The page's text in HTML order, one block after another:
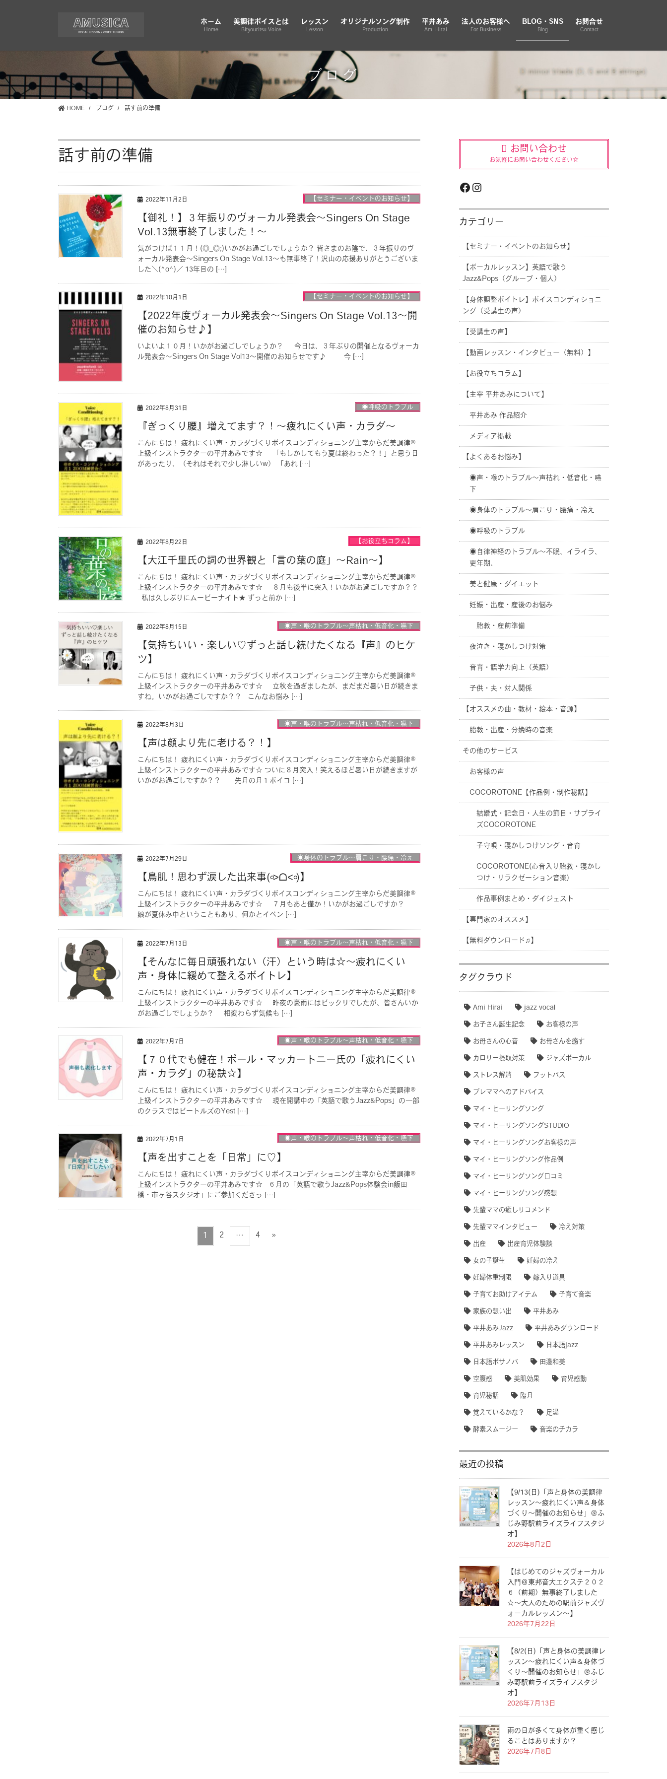
移
動
ン
に
移
ホーム
Home
美調律ボイスとは
Bityouritsu Voice
レッスン
Lesson
オリジナルソング制作
Production
平井あみ
Ami Hirai
法人のお客様へ
For Business
BLOG・SNS
Blog
お問合せ
Contact
ブログ
HOME ブログ 話す前の準備
話す前の準備
2022年11月2日 【セミナー・イベントのお知らせ】
【御礼！】３年振りのヴォーカル発表会〜Singers On Stage
Vol.13無事終了しました！〜
気がつけば１１月！(◎_◎;)いかがお過ごしでしょうか？ 皆さまのお陰で、３年振りのヴ
ォーカル発表会〜Singers On Stage Vol.13〜も無事終了！沢山の応援ありがとうございま
した＼(^o^)／ 13年目の […]
2022年10月1日 【セミナー・イベントのお知らせ】
【2022年度ヴォーカル発表会〜Singers On Stage Vol.13〜開
催のお知らせ♪】
いよいよ１０月！いかがお過ごしでしょうか？ 今日は、３年ぶりの開催となるヴォーカ
ル発表会〜Singers On Stage Vol13〜開催のお知らせです♪ 今 […]
2022年8月31日 ◉呼吸のトラブル
『ぎっくり腰』増えてます？！〜疲れにくい声・カラダ〜
こんにちは！ 疲れにくい声・カラダづくりボイスコンディショニング主宰からだ美調律®︎
上級インストラクターの平井あみです☆ 「もしかしてもう夏は終わった？！」と思う日
があったり、（それはそれで少し淋しいw） 「あれ […]
2022年8月22日 【お役立ちコラム】
【大江千里氏の詞の世界観と「言の葉の庭」〜Rain〜】
こんにちは！ 疲れにくい声・カラダづくりボイスコンディショニング主宰からだ美調律®︎
上級インストラクターの平井あみです☆ ８月も後半に突入！いかがお過ごしですか？？
私は久しぶりにムービーナイト★ ずっと前か […]
2022年8月15日 ◉声・喉のトラブル〜声枯れ・低音化・嚥下
【気持ちいい・楽しい♡ずっと話し続けたくなる『声』のヒケ
ツ】
こんにちは！ 疲れにくい声・カラダづくりボイスコンディショニング主宰からだ美調律®︎
上級インストラクターの平井あみです☆ 立秋を過ぎましたが、まだまだ暑い日が続きま
すね。いかがお過ごしですか？？ こんなお悩み […]
2022年8月3日 ◉声・喉のトラブル〜声枯れ・低音化・嚥下
【声は顔より先に老ける？！】
こんにちは！ 疲れにくい声・カラダづくりボイスコンディショニング主宰からだ美調律®︎
上級インストラクターの平井あみです☆ ついに８月突入！笑えるほど暑い日が続きますが
いかがお過ごしですか？？ 先月の月１ボイコ […]
2022年7月29日 ◉身体のトラブル〜肩こり・腰痛・冷え
【鳥肌！思わず涙した出来事(৹˃ᗝ˂৹)】
こんにちは！ 疲れにくい声・カラダづくりボイスコンディショニング主宰からだ美調律®︎
上級インストラクターの平井あみです☆ ７月もあと僅か！いかがお過ごしですか？
娘が夏休み中ということもあり、何かとイベン […]
2022年7月13日 ◉声・喉のトラブル〜声枯れ・低音化・嚥下
【そんなに毎日頑張れない（汗）という時は☆〜疲れにくい
声・身体に緩めて整えるボイトレ】
こんにちは！ 疲れにくい声・カラダづくりボイスコンディショニング主宰からだ美調律®︎
上級インストラクターの平井あみです☆ 昨夜の豪雨にはビックリでしたが、皆さんいか
がお過ごしでしょうか？ 相変わらず気候も […]
2022年7月7日 ◉声・喉のトラブル〜声枯れ・低音化・嚥下
【７０代でも健在！ポール・マッカートニー氏の「疲れにくい
声・カラダ」の秘訣☆】
こんにちは！ 疲れにくい声・カラダづくりボイスコンディショニング主宰からだ美調律®︎
上級インストラクターの平井あみです☆ 現在開講中の「英語で歌うJazz&Pops」の一部
のクラスではビートルズのYest […]
2022年7月1日 ◉声・喉のトラブル〜声枯れ・低音化・嚥下
【声を出すことを「日常」に♡】
こんにちは！ 疲れにくい声・カラダづくりボイスコンディショニング主宰からだ美調律®︎
上級インストラクターの平井あみです☆ ６月の「英語で歌うJazz&Pops体験会in飯田
橋・市ヶ谷スタジオ」にご参加くださっ […]
ペ
ー
1
ペ
2 …
ペ
4 »
お問い合わせ
お気軽にお問い合わせください☆
Facebook
Instagram
カテゴリー
【セミナー・イベントのお知らせ】
【ボーカルレッスン】英語で歌う
Jazz&Pops（グループ・個人）
【身体調整ボイトレ】ボイスコンディショニ
ング（受講生の声）
【受講生の声】
【動画レッスン・インタビュー（無料）】
【お役立ちコラム】
【主宰 平井あみについて】
平井あみ 作品紹介
メディア掲載
【よくあるお悩み】
◉声・喉のトラブル〜声枯れ・低音化・嚥
下
◉身体のトラブル〜肩こり・腰痛・冷え
◉呼吸のトラブル
◉自律神経のトラブル〜不眠、イライラ、
更年期、
美と健康・ダイエット
妊娠・出産・産後のお悩み
胎教・産前準備
夜泣き・寝かしつけ対策
音育・語学力向上（英語）
子供・夫・対人関係
【オススメの曲・教材・絵本・音源】
胎教・出産・分娩時の音楽
その他のサービス
お客様の声
COCOROTONE【作品例・制作秘話】
結婚式・記念日・人生の節目・サプライ
ズCOCOROTONE
子守唄・寝かしつけソング・音育
COCOROTONE(心音入り胎教・寝かし
つけ・リラクゼーション音楽)
作品事例まとめ・ダイジェスト
【専門家のオススメ】
【無料ダウンロード♫】
タグクラウド
Ami Hirai jazz vocal
お子さん誕生記念 お客様の声
お母さんの心音 お母さんを癒す
カロリー摂取対策 ジャズボーカル
ストレス解消 フットバス
プレママへのアドバイス
マイ・ヒーリングソング
マイ・ヒーリングソングSTUDIO
マイ・ヒーリングソングお客様の声
マイ・ヒーリングソング作品例
マイ・ヒーリングソング口コミ
マイ・ヒーリングソング感想
先輩ママの癒しリコメンド
先輩ママインタビュー 冷え対策
出産 出産育児体験談
女の子誕生 妊婦の冷え
妊婦体重制限 嫁入り道具
子育てお助けアイテム 子育て音楽
家族の想い出 平井あみ
平井あみJazz 平井あみダウンロード
平井あみレッスン 日本語jazz
日本語ボサノバ 田邊和美
空腹感 美肌効果 育児感動
育児秘話 臨月
覚えているかな？ 足湯
酵素スムージー 音楽のチカラ
最近の投稿
【9/13(日)「声と身体の美調律
レッスン〜疲れにくい声＆身体
づくり〜開催のお知らせ」＠ふ
じみ野駅前ライズライフスタジ
オ】
2026年8月2日
【はじめてのジャズヴォーカル
入門＠東邦音大エクステ２０２
６（前期）無事終了しました
☆〜大人のための駅前ジャズヴ
ォーカルレッスン〜】
2026年7月22日
【8/2(日)「声と身体の美調律レ
ッスン〜疲れにくい声＆身体づ
くり〜開催のお知らせ」＠ふじ
み野駅前ライズライフスタジ
オ】
2026年7月13日
雨の日が多くて身体が重く感じ
ることはありますか？
2026年7月8日